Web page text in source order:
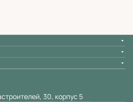
30, корпус 5